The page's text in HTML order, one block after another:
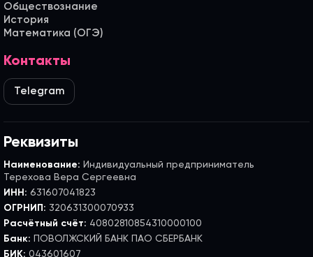
Обществознание
История
Математика (ОГЭ)
Контакты
Telegram
Реквизиты
Наименование: Индивидуальный предприниматель
Терехова Вера Сергеевна
ИНН: 631607041823
ОГРНИП: 320631300070933
Расчётный счёт: 40802810854310000100
Банк: ПОВОЛЖСКИЙ БАНК ПАО СБЕРБАНК
БИК: 043601607